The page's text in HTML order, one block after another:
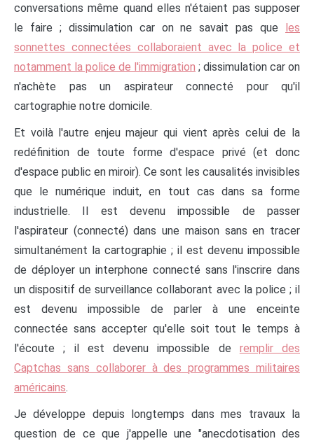
conversations même quand elles n'étaient pas supposer
le faire ; dissimulation car on ne savait pas que les
sonnettes connectées collaboraient avec la police et
notamment la police de l'immigration ; dissimulation car on
n'achète pas un aspirateur connecté pour qu'il
cartographie notre domicile.
Et voilà l'autre enjeu majeur qui vient après celui de la
redéfinition de toute forme d'espace privé (et donc
d'espace public en miroir). Ce sont les causalités invisibles
que le numérique induit, en tout cas dans sa forme
industrielle. Il est devenu impossible de passer
l'aspirateur (connecté) dans une maison sans en tracer
simultanément la cartographie ; il est devenu impossible
de déployer un interphone connecté sans l'inscrire dans
un dispositif de surveillance collaborant avec la police ; il
est devenu impossible de parler à une enceinte
connectée sans accepter qu'elle soit tout le temps à
l'écoute ; il est devenu impossible de remplir des
Captchas sans collaborer à des programmes militaires
américains.
Je développe depuis longtemps dans mes travaux la
question de ce que j'appelle une "anecdotisation des